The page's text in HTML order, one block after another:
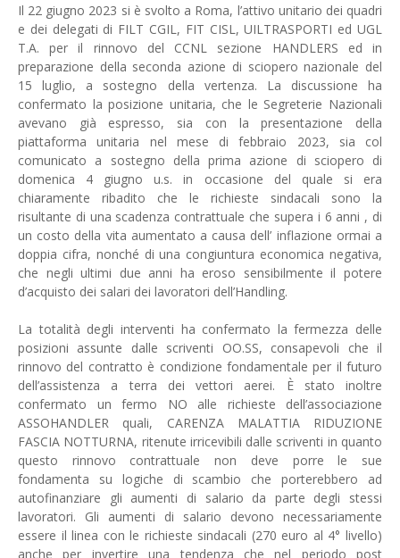
Il 22 giugno 2023 si è svolto a Roma, l’attivo unitario dei quadri
e dei delegati di FILT CGIL, FIT CISL, UILTRASPORTI ed UGL
T.A. per il rinnovo del CCNL sezione HANDLERS ed in
preparazione della seconda azione di sciopero nazionale del
15 luglio, a sostegno della vertenza. La discussione ha
confermato la posizione unitaria, che le Segreterie Nazionali
avevano già espresso, sia con la presentazione della
piattaforma unitaria nel mese di febbraio 2023, sia col
comunicato a sostegno della prima azione di sciopero di
domenica 4 giugno u.s. in occasione del quale si era
chiaramente ribadito che le richieste sindacali sono la
risultante di una scadenza contrattuale che supera i 6 anni , di
un costo della vita aumentato a causa dell’ inflazione ormai a
doppia cifra, nonché di una congiuntura economica negativa,
che negli ultimi due anni ha eroso sensibilmente il potere
d’acquisto dei salari dei lavoratori dell’Handling.
La totalità degli interventi ha confermato la fermezza delle
posizioni assunte dalle scriventi OO.SS, consapevoli che il
rinnovo del contratto è condizione fondamentale per il futuro
dell’assistenza a terra dei vettori aerei. È stato inoltre
confermato un fermo NO alle richieste dell’associazione
ASSOHANDLER quali, CARENZA MALATTIA RIDUZIONE
FASCIA NOTTURNA, ritenute irricevibili dalle scriventi in quanto
questo rinnovo contrattuale non deve porre le sue
fondamenta su logiche di scambio che porterebbero ad
autofinanziare gli aumenti di salario da parte degli stessi
lavoratori. Gli aumenti di salario devono necessariamente
essere il linea con le richieste sindacali (270 euro al 4° livello)
anche per invertire una tendenza che nel periodo post